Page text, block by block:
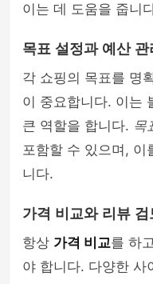
이는 데 도움을 줍니
목표 설정과 예산 관
각 쇼핑의 목표를 명
이 중요합니다. 이는
큰 역할을 합니다. 목
포함할 수 있으며, 이
니다.
가격 비교와 리뷰 검
항상 가격 비교를 하
야 합니다. 다양한 사